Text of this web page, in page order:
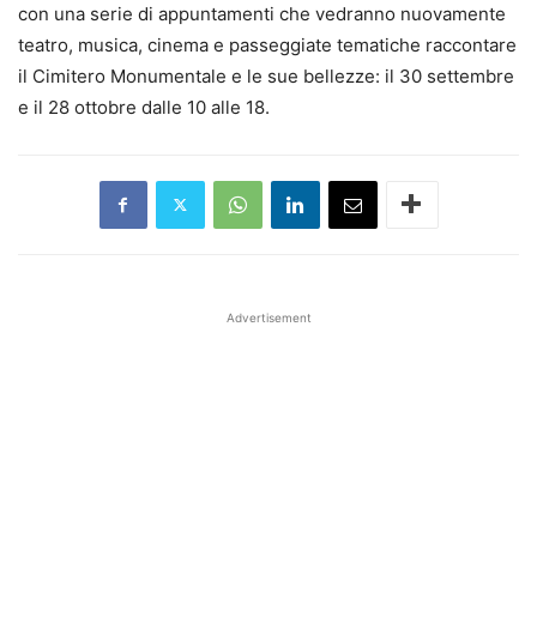
con una serie di appuntamenti che vedranno nuovamente
teatro, musica, cinema e passeggiate tematiche raccontare
il Cimitero Monumentale e le sue bellezze: il 30 settembre
e il 28 ottobre dalle 10 alle 18.
Advertisement